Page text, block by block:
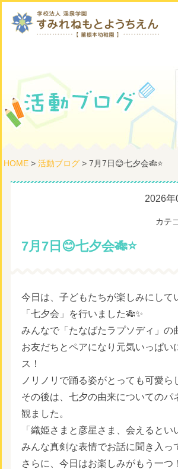
HOME> 活動ブログ> 7月7日😊七夕会🎋⭐️
2026年
カテ
7月7日😊七夕会🎋⭐️
今日は、子どもたちが楽しみにして
「七夕会」を行いました🎋✨
みんなで「たなばたラプソディ」の
お友だちとペアになり元気いっぱい
ス！
ノリノリで踊る姿がとっても可愛ら
その後は、七夕の由来についてのパ
観ました。
「織姫さまと彦星さま、会えるとい
みんな真剣な表情でお話に聞き入っ
さらに、今日はお楽しみがもう一つ！